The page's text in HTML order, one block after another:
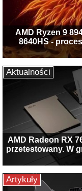
AMD Ryzen 9
8640HS -
AMD Radeon RX
przetestowany. W
Aktualności
Artykuły